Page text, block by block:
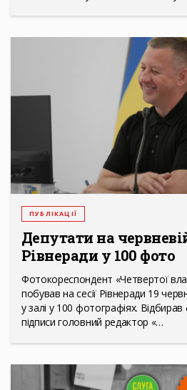
ПУБЛІКАЦІЇ
Депутати на
Рівнеради у 100 фото
Фотокореспондент «Четвертої
побував на сесії Рівнеради 19
у залі у 100 фотографіях.
підписи головний редактор «…